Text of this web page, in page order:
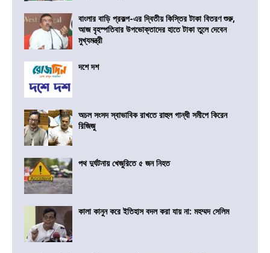
বাংলার বাড়ি প্রকল্প-এর দ্বিতীয় কিস্তির টাকা বিতরণ শুরু,
আজ বৃহস্পতিবার উপভোক্তাদের হাতে টাকা তুলে দেবেন
মুখ্যমন্ত্রী
দশে দশ
অচল সংসদ স্বাভাবিক রাখতে রাহুল গান্ধী সমীপে কিরেন
রিজিজু
পথ দুর্ঘটনায় খেজুরিতে ৫ জন নিহত
কালা কানুন করে ইতিহাস বদল করা যায় না: মহম্মদ সেলিম